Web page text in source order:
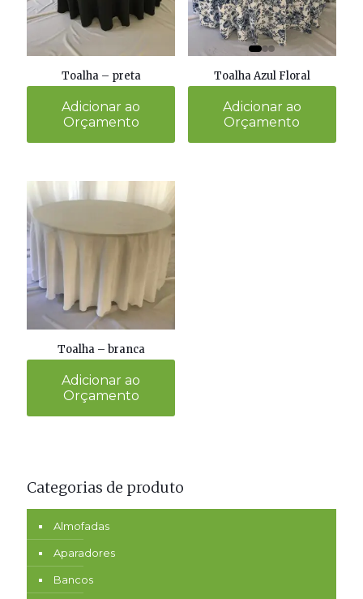
Toalha – preta
Adicionar ao
Orçamento
Toalha Azul Floral
Adicionar ao
Orçamento
Toalha – branca
Adicionar ao
Orçamento
Categorias de produto
Almofadas
Aparadores
Bancos